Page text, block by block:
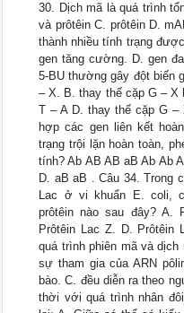
30. Dịch mã là quá trình
và prôtêin C. prôtêin D.
thành nhiều tính trạng
gen tăng cường. D. gen
5-BU thường gây đột biến
– X. B. thay thế cặp G – X
T – A D. thay thế cặp G –
hợp các gen liên kết
trạng trội lặn hoàn toàn,
tính? Ab AB AB aB Ab Ab
D. aB aB . Câu 34. Trong
Lac ở vi khuẩn E. coli,
prôtêin nào sau đây? A.
Prôtêin Lac Z. D. Prôtêin
quá trình phiên mã và
sự tham gia của ARN
bào. C. đều diễn ra theo
thời với quá trình nhân